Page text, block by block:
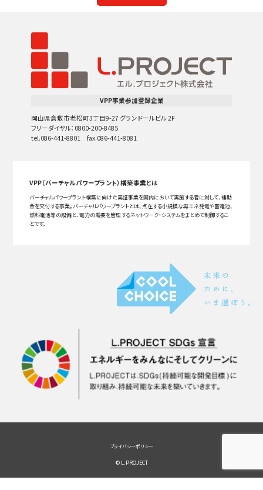
VPP事業参加登録企業
岡山県倉敷市老松町3丁目9-27 グランドールビル 2F
フリーダイヤル：0800-200-8485
tel.086-441-8801 fax.086-441-8081
VPP（バーチャルパワープラント）構築事業とは
バーチャルパワープラント構築に向けた実証事業を国内において実施する者に対して、補助
金を交付する事業。バーチャルパワープラントとは、点在する小規模な再エネ発電や蓄電池、
燃料電池等の設備と、電力の需要を管理するネットワーク・システムをまとめて制御するこ
とです。
プライバシーポリシー
© L.PROJECT